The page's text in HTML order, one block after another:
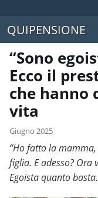
QUIPENSIONE
“Sono
Ecco il
che hanno
vita
Giugno 2025
“Ho fatto la
figlia. E adesso? Ora
Egoista quanto